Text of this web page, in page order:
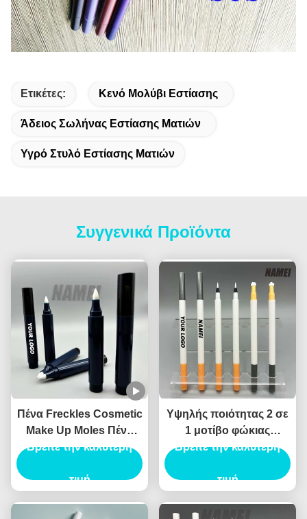
Ετικέτες: Κενό Μολύβι Εστίασης
Άδειος Σωλήνας Εστίασης Ματιών
Υγρό Στυλό Εστίασης Ματιών
Συγγενικά Προϊόντα
Πένα Freckles Cosmetic
Make Up Moles Πένα
Freckles Custom Logo
Περιέκτη Πένας
Βρείτε την καλύτερη
τιμή
Υψηλής ποιότητας 2 σε
1 μοτίβο φώκιας
Eyeliner υγρό Eyeliner
συσκευασία Canthus
Βρείτε την καλύτερη
τιμή